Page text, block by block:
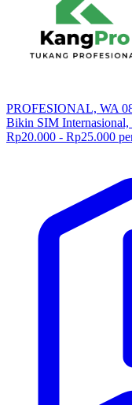
PROFESIONAL, WA
Bikin SIM Internasional,
Rp20.000 - Rp25.000